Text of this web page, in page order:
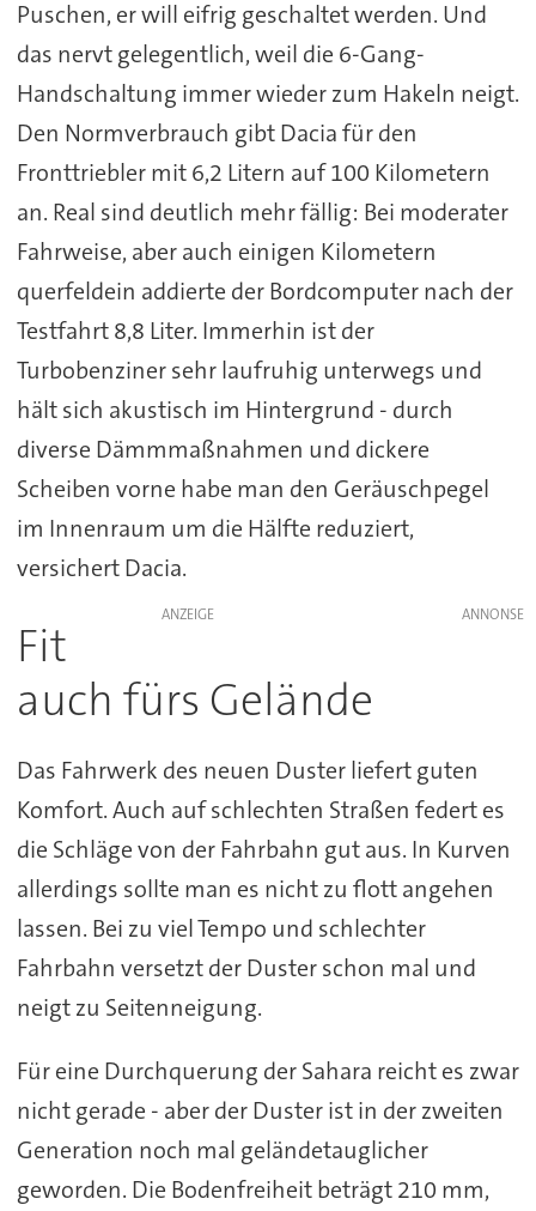
Puschen, er will eifrig geschaltet werden. Und
das nervt gelegentlich, weil die 6-Gang-
Handschaltung immer wieder zum Hakeln neigt.
Den Normverbrauch gibt Dacia für den
Fronttriebler mit 6,2 Litern auf 100 Kilometern
an. Real sind deutlich mehr fällig: Bei moderater
Fahrweise, aber auch einigen Kilometern
querfeldein addierte der Bordcomputer nach der
Testfahrt 8,8 Liter. Immerhin ist der
Turbobenziner sehr laufruhig unterwegs und
hält sich akustisch im Hintergrund - durch
diverse Dämmmaßnahmen und dickere
Scheiben vorne habe man den Geräuschpegel
im Innenraum um die Hälfte reduziert,
versichert Dacia.
ANZEIGE
Fit
auch fürs Gelände
Das Fahrwerk des neuen Duster liefert guten
Komfort. Auch auf schlechten Straßen federt es
die Schläge von der Fahrbahn gut aus. In Kurven
allerdings sollte man es nicht zu flott angehen
lassen. Bei zu viel Tempo und schlechter
Fahrbahn versetzt der Duster schon mal und
neigt zu Seitenneigung.
Für eine Durchquerung der Sahara reicht es zwar
nicht gerade - aber der Duster ist in der zweiten
Generation noch mal geländetauglicher
geworden. Die Bodenfreiheit beträgt 210 mm,